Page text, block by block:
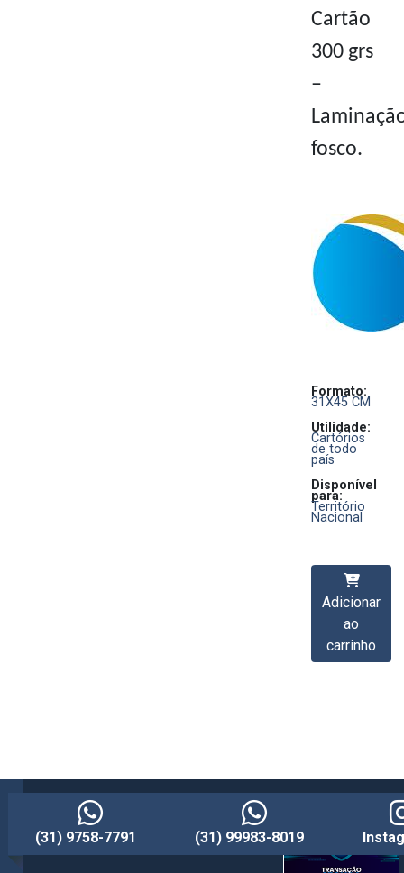
Cartão
300 grs
–
fosco.
Formato:
31X45 CM
Utilidade:
Cartórios
de todo
país
Disponível
para:
Território
Nacional
Adicionar
ao
carrinho
(31) 9758-7791 (31) 99983-8019